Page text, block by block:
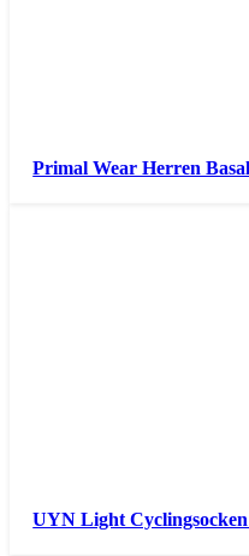
Primal Wear Herren
UYN Light